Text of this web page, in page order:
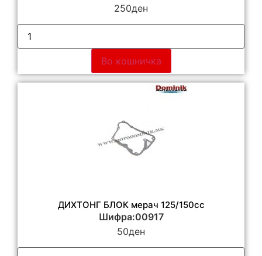
250ден
Во кошничка
ДИХТОНГ БЛОК мерач 125/150cc
Шифра:00917
50ден